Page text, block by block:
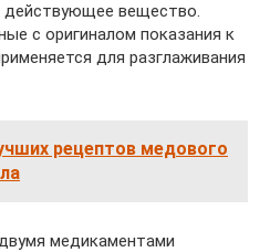
действующее вещество.
с оригиналом показания к
для разглаживания
рецептов медового
медикаментами